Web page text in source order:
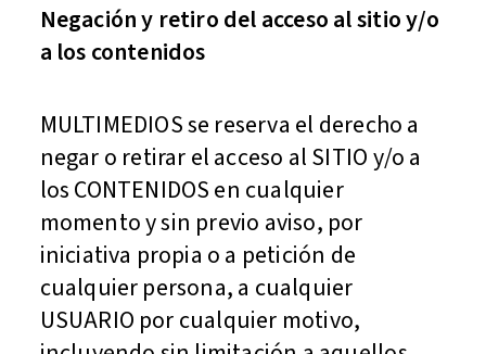
Negación y retiro del acceso al sitio y/o
a los contenidos
MULTIMEDIOS se reserva el derecho a
negar o retirar el acceso al SITIO y/o a
los CONTENIDOS en cualquier
momento y sin previo aviso, por
iniciativa propia o a petición de
cualquier persona, a cualquier
USUARIO por cualquier motivo,